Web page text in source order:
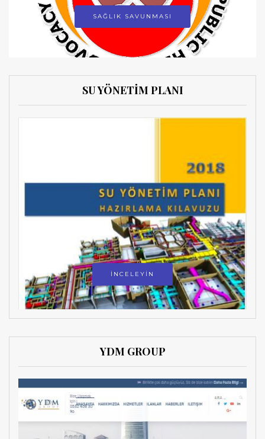
SAĞLIK SAVUNMASI
SU YÖNETİM PLANI
İNCELEYİN
YDM GROUP